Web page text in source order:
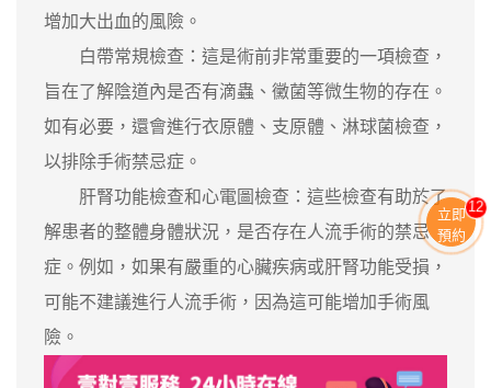
增加大出血的風險。
白帶常規檢查：這是術前非常重要的一項檢查，
旨在了解陰道內是否有滴蟲、黴菌等微生物的存在。
如有必要，還會進行衣原體、支原體、淋球菌檢查，
以排除手術禁忌症。
肝腎功能檢查和心電圖檢查：這些檢查有助於了
解患者的整體身體狀況，是否存在人流手術的禁忌
症。例如，如果有嚴重的心臟疾病或肝腎功能受損，
可能不建議進行人流手術，因為這可能增加手術風
險。
立即
預約
11